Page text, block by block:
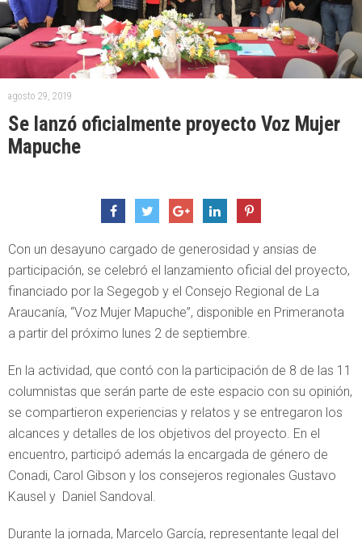
agosto 29, 2019
Se lanzó oficialmente proyecto Voz Mujer
Mapuche
Con un desayuno cargado de generosidad y ansias de
participación, se celebró el lanzamiento oficial del proyecto,
financiado por la Segegob y el Consejo Regional de La
Araucanía, “Voz Mujer Mapuche”, disponible en Primeranota
a partir del próximo lunes 2 de septiembre.
En la actividad, que contó con la participación de 8 de las 11
columnistas que serán parte de este espacio con su opinión,
se compartieron experiencias y relatos y se entregaron los
alcances y detalles de los objetivos del proyecto. En el
encuentro, participó además la encargada de género de
Conadi, Carol Gibson y los consejeros regionales Gustavo
Kausel y Daniel Sandoval.
Durante la jornada, Marcelo García, representante legal del